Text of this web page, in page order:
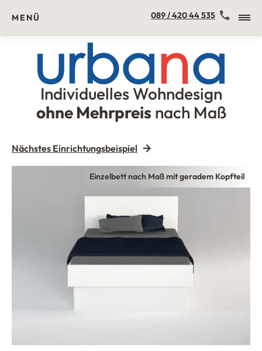
Urbana Möbel
Individuelles Wohndesign
ohne Mehrpreis nach Maß
MENÜ
Kontakt 089 / 420 44 535
Nächstes Einrichtungsbeispiel
Einzelbett mit schlichtem geradem Kopfteil
Einzelbett nach Maß mit geradem Kopfteil
Einzelbett nach Maß mit geradem Kopfteil
Kopfteil B7 für Einzelbetten